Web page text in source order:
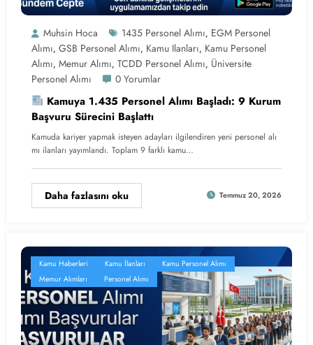
Muhsin Hoca 1435 Personel Alımı, EGM Personel
Alımı, GSB Personel Alımı, Kamu Ilanları, Kamu Personel
Alımı, Memur Alımı, TCDD Personel Alımı, Üniversite
Personel Alımı
0 Yorumlar
Kamuya 1.435 Personel Alımı Başladı: 9 Kurum
Başvuru Sürecini Başlattı
Kamuda kariyer yapmak isteyen adayları ilgilendiren yeni personel alı
mı ilanları yayımlandı. Toplam 9 farklı kamu…
Daha fazlasını oku Temmuz 20, 2026
Kamu Haberleri Kamu İlanları
Kamu Personel Alımı
Memur Alımları
Personel Alımı